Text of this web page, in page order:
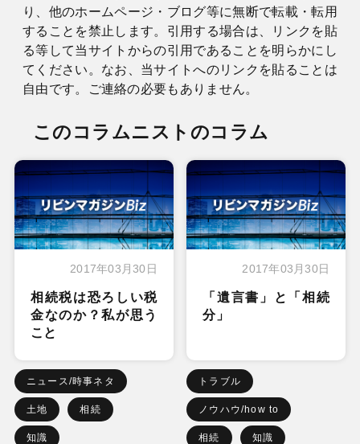
り、他のホームページ・ブログ等に無断で転載・転用
することを禁止します。引用する場合は、リンクを貼
る等して当サイトからの引用であることを明らかにし
てください。なお、当サイトへのリンクを貼ることは
自由です。ご連絡の必要もありません。
このコラムニストのコラム
2017年03月30日
相続税は恐ろしい税
金なのか？私が思う
こと
ニュース/時事ネタ
土地 相続
知識
2017年03月30日
「遺言書」と「相続
分」
トラブル
ノウハウ/how to
相続 知識